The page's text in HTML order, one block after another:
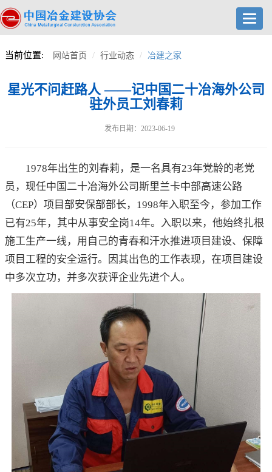
当前位置: 网站首页 行业动态 冶建之家
星光不问赶路人 ——记中国二十冶海外公司
驻外员工刘春莉
发布日期：2023-06-19
1978年出生的刘春莉，是一名具有23年党龄的老党
员，现任中国二十冶海外公司斯里兰卡中部高速公路
（CEP）项目部安保部部长，1998年入职至今，参加工作
已有25年，其中从事安全岗14年。入职以来，他始终扎根
施工生产一线，用自己的青春和汗水推进项目建设、保障
项目工程的安全运行。因其出色的工作表现，在项目建设
中多次立功，并多次获评企业先进个人。